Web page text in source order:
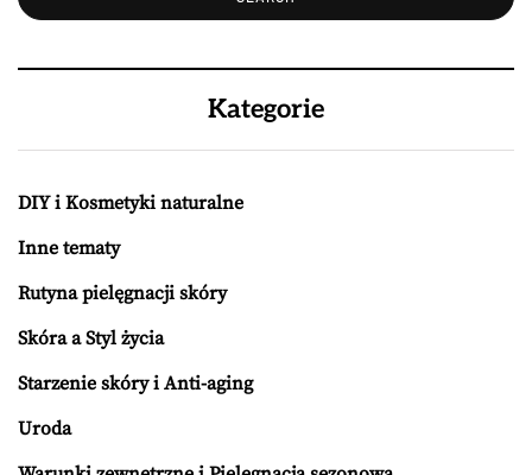
Kategorie
DIY i Kosmetyki naturalne
Inne tematy
Rutyna pielęgnacji skóry
Skóra a Styl życia
Starzenie skóry i Anti-aging
Uroda